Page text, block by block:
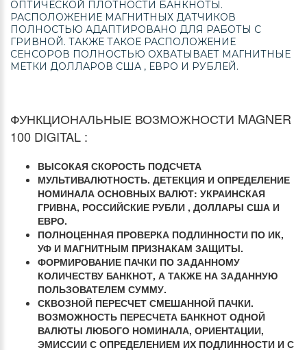
ОПТИЧЕСКОЙ ПЛОТНОСТИ БАНКНОТЫ.
РАСПОЛОЖЕНИЕ МАГНИТНЫХ ДАТЧИКОВ
ПОЛНОСТЬЮ АДАПТИРОВАНО ДЛЯ РАБОТЫ С
ГРИВНОЙ. ТАКЖЕ ТАКОЕ РАСПОЛОЖЕНИЕ
СЕНСОРОВ ПОЛНОСТЬЮ ОХВАТЫВАЕТ МАГНИТНЫЕ
МЕТКИ ДОЛЛАРОВ США , ЕВРО И РУБЛЕЙ.
ФУНКЦИОНАЛЬНЫЕ ВОЗМОЖНОСТИ MAGNER
100 DIGITAL :
ВЫСОКАЯ СКОРОСТЬ ПОДСЧЕТА
МУЛЬТИВАЛЮТНОСТЬ. ДЕТЕКЦИЯ И ОПРЕДЕЛЕНИЕ
НОМИНАЛА ОСНОВНЫХ ВАЛЮТ: УКРАИНСКАЯ
ГРИВНА, РОССИЙСКИЕ РУБЛИ , ДОЛЛАРЫ США И
ЕВРО.
ПОЛНОЦЕННАЯ ПРОВЕРКА ПОДЛИННОСТИ ПО ИК,
УФ И МАГНИТНЫМ ПРИЗНАКАМ ЗАЩИТЫ.
ФОРМИРОВАНИЕ ПАЧКИ ПО ЗАДАННОМУ
КОЛИЧЕСТВУ БАНКНОТ, А ТАКЖЕ НА ЗАДАННУЮ
ПОЛЬЗОВАТЕЛЕМ СУММУ.
СКВОЗНОЙ ПЕРЕСЧЕТ СМЕШАННОЙ ПАЧКИ.
ВОЗМОЖНОСТЬ ПЕРЕСЧЕТА БАНКНОТ ОДНОЙ
ВАЛЮТЫ ЛЮБОГО НОМИНАЛА, ОРИЕНТАЦИИ,
ЭМИССИИ С ОПРЕДЕЛЕНИЕМ ИХ ПОДЛИННОСТИ И С